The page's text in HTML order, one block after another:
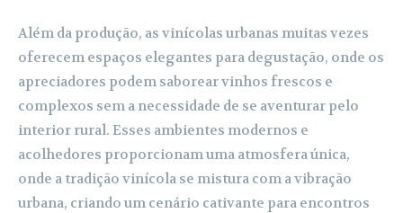
Além da produção, as vinícolas urbanas muitas vezes
oferecem espaços elegantes para degustação, onde os
apreciadores podem saborear vinhos frescos e
complexos sem a necessidade de se aventurar pelo
interior rural. Esses ambientes modernos e
acolhedores proporcionam uma atmosfera única,
onde a tradição vinícola se mistura com a vibração
urbana, criando um cenário cativante para encontros